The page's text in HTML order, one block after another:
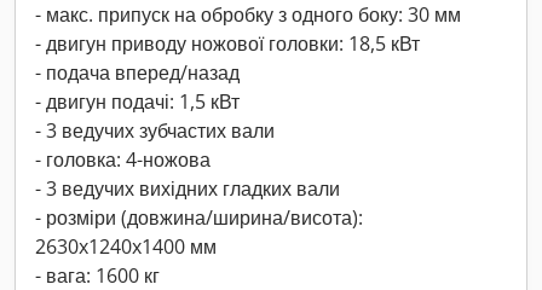
- макс. припуск на обробку з одного боку: 30 мм
- двигун приводу ножової головки: 18,5 кВт
- подача вперед/назад
- двигун подачі: 1,5 кВт
- 3 ведучих зубчастих вали
- головка: 4-ножова
- 3 ведучих вихідних гладких вали
- розміри (довжина/ширина/висота):
2630x1240x1400 мм
- вага: 1600 кг